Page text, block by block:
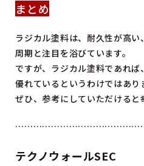
まとめ
ラジカル塗料は、耐久性が高
周期と注目を浴びています。
ですが、ラジカル塗料であれ
優れているというわけではあり
ぜひ、参考にしていただけると
テクノウォールSEC